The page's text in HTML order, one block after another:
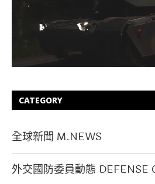
CATEGORY
全球新聞 M.NEWS
外交國防委員動態 DEFENSE